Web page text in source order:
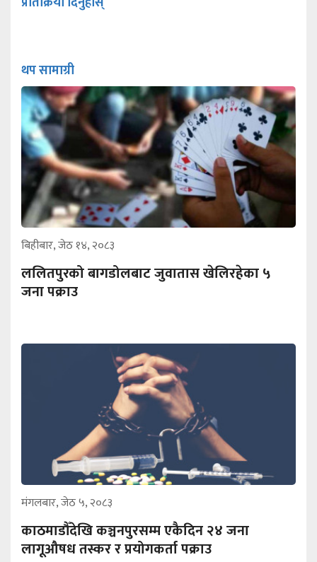
थप सामाग्री
बिहीबार, जेठ १४, २०८३
ललितपुरको बागडोलबाट जुवातास खेलिरहेका ५
जना पक्राउ
मंगलबार, जेठ ५, २०८३
काठमाडौँदेखि कञ्चनपुरसम्म एकैदिन २४ जना
लागूऔषध तस्कर र प्रयोगकर्ता पक्राउ